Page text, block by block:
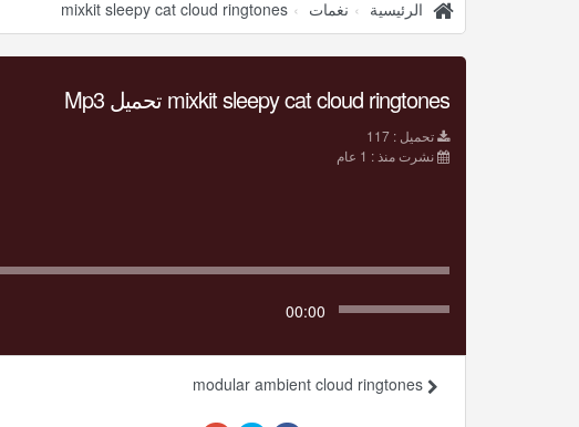
الرئيسية نغمات mixkit sleepy cat cloud ringtones
mixkit sleepy cat cloud ringtones تحميل Mp3
تحميل : 117
نشرت منذ : 1 عام
00:00